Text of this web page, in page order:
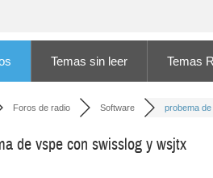
Temas sin leer Temas
Foros de radio Software probema de
de vspe con swisslog y wsjtx